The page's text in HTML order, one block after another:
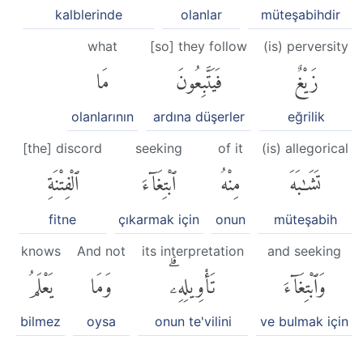
müteşabihdir
olanlar
kalblerinde
(is) perversity
زَيْغٌ
eğrilik
[so] they follow
فَيَتَّبِعُونَ
ardına düşerler
what
مَا
olanlarının
(is) allegorical
تَشَٰبَهَ
müteşabih
of it
مِنْهُ
onun
seeking
ٱبْتِغَآءَ
çıkarmak için
[the] discord
ٱلْفِتْنَةِ
fitne
and seeking
وَٱبْتِغَآءَ
ve bulmak için
its interpretation
تَأْوِيلِهِۦۗ
onun te'vilini
And not
وَمَا
oysa
knows
يَعْلَمُ
bilmez